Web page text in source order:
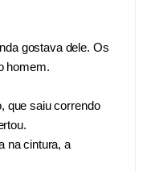
gostava dele. Os
homem.
que saiu correndo
na cintura, a